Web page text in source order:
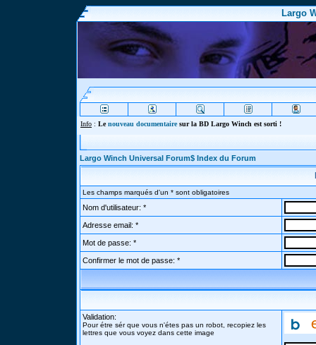
Largo
Info : Lenouveau documentairesur la BD Largo Winch est sorti !
Largo Winch Universal Forum$ Index du Forum
Les champs marqués d'un * sont obligatoires
Nom d'utilisateur: *
Adresse email: *
Mot de passe: *
Confirmer le mot de passe: *
Validation:
Pour étre sér que vous n'étes pas un robot, recopiez les
lettres que vous voyez dans cette image